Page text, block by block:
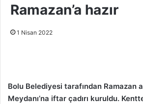
Ramazan’a hazır
1 Nisan 2022
Bolu Belediyesi tarafından Ramazan
Meydanı’na iftar çadırı kuruldu.